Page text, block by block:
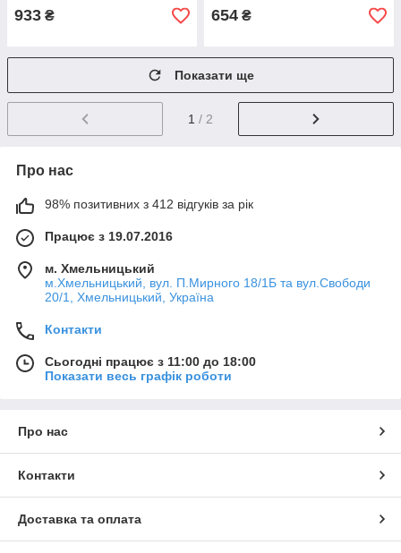
933 ₴ 654 ₴
Показати ще
1 / 2
Про нас
98% позитивних з 412 відгуків за рік
Працює з 19.07.2016
м. Хмельницький
м.Хмельницький, вул. П.Мирного 18/1Б та вул.Свободи
20/1, Хмельницький, Україна
Контакти
Сьогодні працює з 11:00 до 18:00
Показати весь графік роботи
Про нас
Контакти
Доставка та оплата